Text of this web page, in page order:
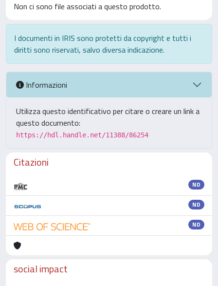
Non ci sono file associati a questo prodotto.
I documenti in IRIS sono protetti da copyright e tutti i
diritti sono riservati, salvo diversa indicazione.
Informazioni
Utilizza questo identificativo per citare o creare un link a
questo documento:
https://hdl.handle.net/11388/86254
Citazioni
ND
ND
ND
social impact